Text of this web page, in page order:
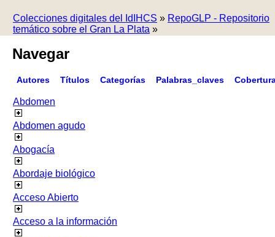
Colecciones digitales del IdIHCS » RepoGLP - Repositorio
temático sobre el Gran La Plata »
Navegar
Autores Títulos Categorías Palabras_claves
Abdomen
Abdomen agudo
Abogacía
Abordaje biológico
Acceso Abierto
Acceso a la información